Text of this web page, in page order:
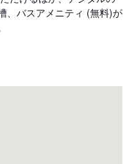
、バスアメニティ (無料)が